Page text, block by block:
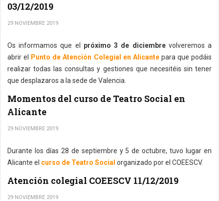
03/12/2019
29 NOVIEMBRE 2019
Os informamos que el próximo 3 de diciembre volveremos a
abrir el
Punto de Atención Colegial en Alicantepara que podáis
realizar todas las consultas y gestiones que necesitéis sin tener
que desplazaros a la sede de Valencia.
Momentos del curso de Teatro Social en
Alicante
29 NOVIEMBRE 2019
Durante los días 28 de septiembre y 5 de octubre, tuvo lugar en
Alicante el curso de Teatro Social organizado por el COEESCV.
Atención colegial COEESCV 11/12/2019
29 NOVIEMBRE 2019